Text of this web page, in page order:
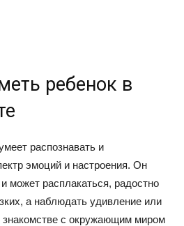
ребенок в
распознавать и
эмоций и настроения. Он
может расплакаться, радостно
а наблюдать удивление или
знакомстве с окружающим миром